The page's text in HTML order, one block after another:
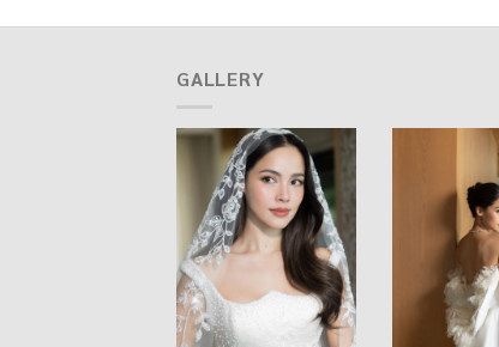
GALLERY